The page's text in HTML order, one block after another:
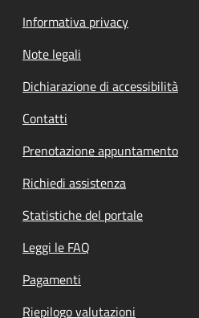
Informativa privacy
Note legali
Dichiarazione di accessibilità
Contatti
Prenotazione appuntamento
Richiedi assistenza
Statistiche del portale
Leggi le FAQ
Pagamenti
Riepilogo valutazioni